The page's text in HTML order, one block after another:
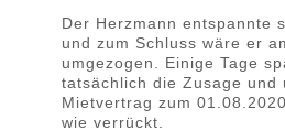
Der Herzmann entspannte
und zum Schluss wäre er
umgezogen. Einige Tage
tatsächlich die Zusage und
Mietvertrag zum
wie verrückt.